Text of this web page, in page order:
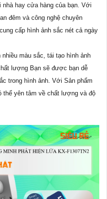
nhà hay cửa hàng của bạn. Với
đêm và công nghệ chuyên
cung cấp hình ảnh sắc nét cả ngày
màu sắc, tái tạo hình ảnh
lượng Bạn sẽ được bạn dễ
trong hình ảnh. Với Sản phẩm
thể yên tâm về chất lượng và độ